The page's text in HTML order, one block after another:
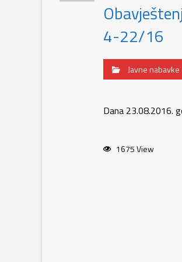
4-22/16
Javne nabavke
Dana 23.08.2016.
1675 View